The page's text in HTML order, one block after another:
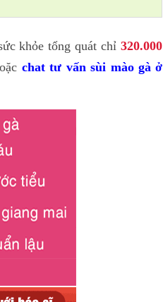
khỏe tổng quát chỉ320.000
chat tư vấn sùi mào gà ở